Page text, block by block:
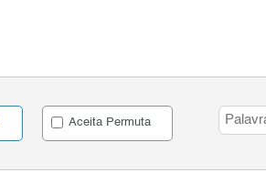
Aceita Permuta